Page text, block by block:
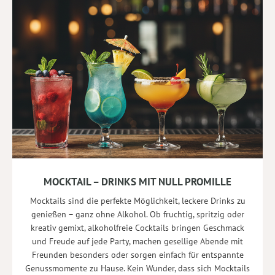
MOCKTAIL – DRINKS MIT NULL PROMILLE
Mocktails sind die perfekte Möglichkeit, leckere Drinks zu
genießen – ganz ohne Alkohol. Ob fruchtig, spritzig oder
kreativ gemixt, alkoholfreie Cocktails bringen Geschmack
und Freude auf jede Party, machen gesellige Abende mit
Freunden besonders oder sorgen einfach für entspannte
Genussmomente zu Hause. Kein Wunder, dass sich Mocktails